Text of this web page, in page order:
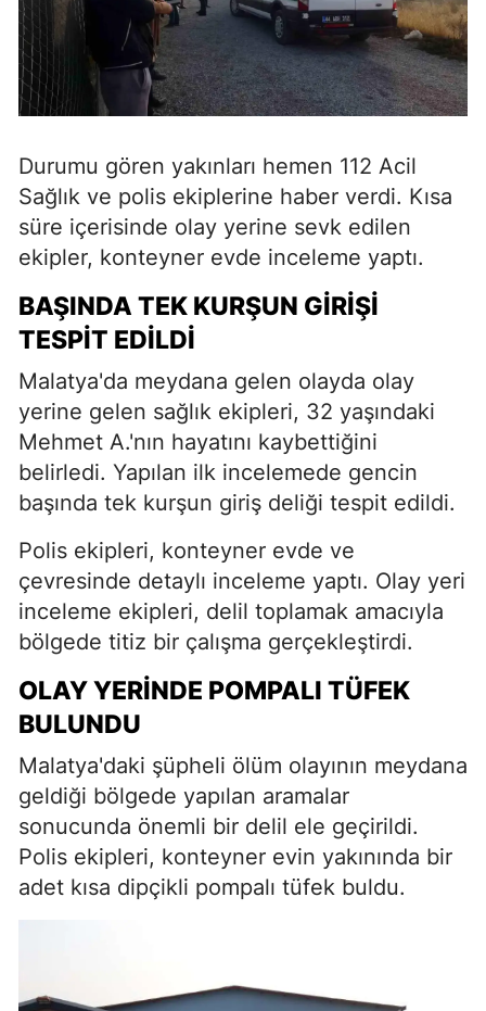
Durumu gören yakınları hemen 112 Acil
Sağlık ve polis ekiplerine haber verdi. Kısa
süre içerisinde olay yerine sevk edilen
ekipler, konteyner evde inceleme yaptı.
BAŞINDA TEK KURŞUN GIRIŞI
TESPIT EDILDI
Malatya'da meydana gelen olayda olay
yerine gelen sağlık ekipleri, 32 yaşındaki
Mehmet A.'nın hayatını kaybettiğini
belirledi. Yapılan ilk incelemede gencin
başında tek kurşun giriş deliği tespit edildi.
Polis ekipleri, konteyner evde ve
çevresinde detaylı inceleme yaptı. Olay yeri
inceleme ekipleri, delil toplamak amacıyla
bölgede titiz bir çalışma gerçekleştirdi.
OLAY YERINDE POMPALI TÜFEK
BULUNDU
Malatya'daki şüpheli ölüm olayının meydana
geldiği bölgede yapılan aramalar
sonucunda önemli bir delil ele geçirildi.
Polis ekipleri, konteyner evin yakınında bir
adet kısa dipçikli pompalı tüfek buldu.